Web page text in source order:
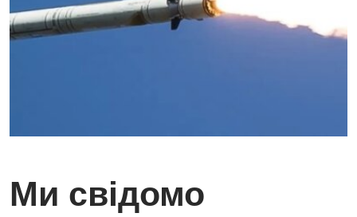
Ми свідомо